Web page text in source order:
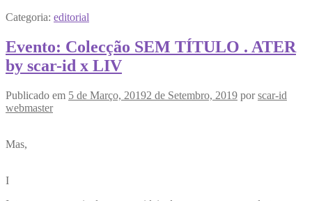
Categoria: editorial
Evento: Colecção SEM TÍTULO . ATER
by scar-id x LIV
Publicado em 5 de Março, 20192 de Setembro, 2019 porscar-id
webmaster
Mas,
I